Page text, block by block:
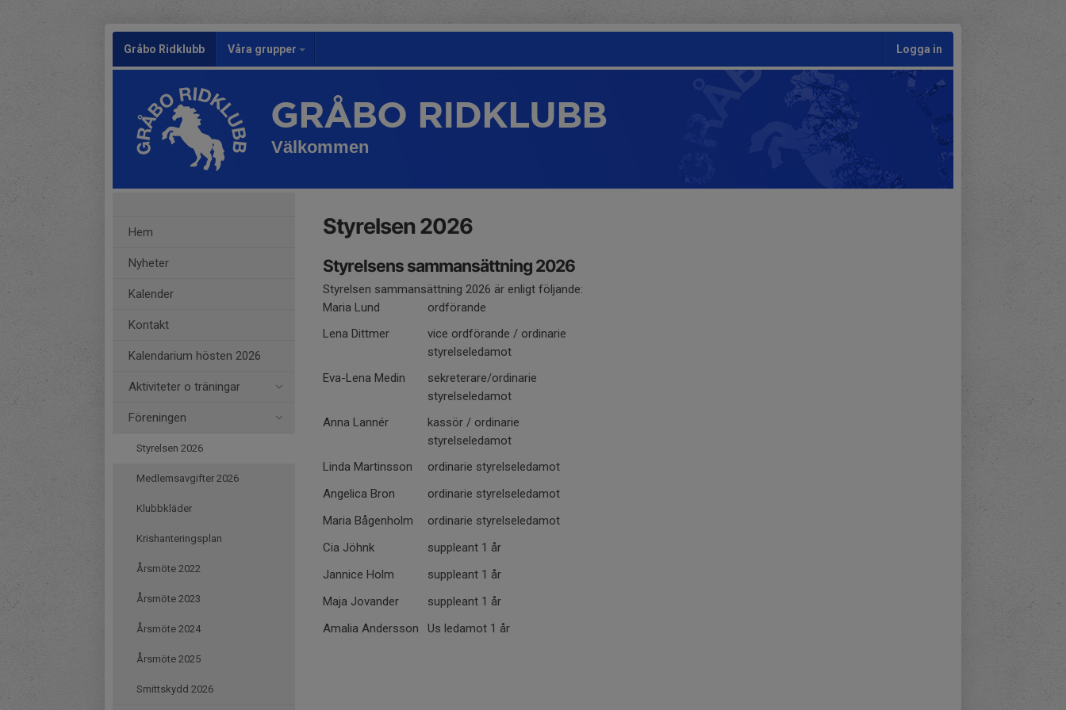
Gråbo Ridklubb Våra grupper Logga in
GRÅBO RIDKLUBB
Välkommen
Hem
Nyheter
Kalender
Kontakt
Kalendarium hösten 2026
Aktiviteter o träningar
Föreningen
Styrelsen 2026
Medlemsavgifter 2026
Klubbkläder
Krishanteringsplan
Årsmöte 2022
Årsmöte 2023
Årsmöte 2024
Årsmöte 2025
Smittskydd 2026
Styrelsen 2026
Styrelsens sammansättning 2026
Styrelsen sammansättning 2026 är enligt följande:
Maria Lund
ordförande
Lena Dittmer
vice ordförande / ordinarie
styrelseledamot
Eva-Lena Medin
sekreterare/ordinarie
styrelseledamot
Anna Lannér
kassör / ordinarie
styrelseledamot
Linda Martinsson
ordinarie styrelseledamot
Angelica Bron
ordinarie styrelseledamot
Maria Bågenholm
ordinarie styrelseledamot
Cia Jöhnk
suppleant 1 år
Jannice Holm
suppleant 1 år
Maja Jovander
suppleant 1 år
Amalia Andersson
Us ledamot 1 år